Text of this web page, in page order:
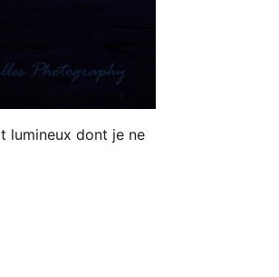
lumineux dont je ne